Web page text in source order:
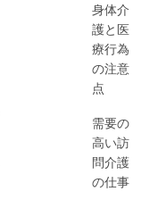
身体介
護と医
療行為
の注意
点
需要の
高い訪
問介護
の仕事